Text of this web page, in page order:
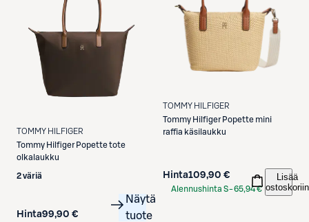
TOMMY HILFIGER
Tommy Hilfiger Popette tote
olkalaukku
2 väriä
Hinta99,90 €
Näytä
tuote
TOMMY HILFIGER
Tommy Hilfiger Popette mini
raffia käsilaukku
Hinta109,90 €
Alennushinta S-65,94 €
Lisää
ostoskoriin